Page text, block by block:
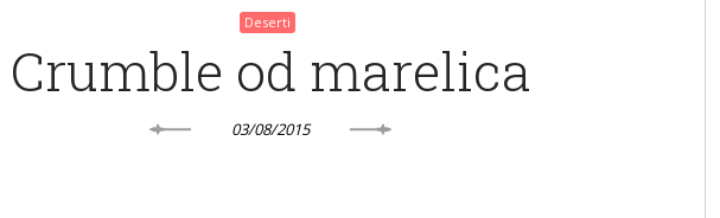
Deserti
Crumble od marelica
03/08/2015